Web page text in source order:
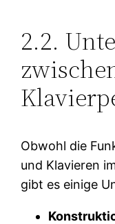
2.2.
Obwohl die
und Klavieren
gibt es einige